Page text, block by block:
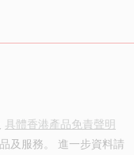
具體香港產品免責聲明
及服務。 進一步資料請